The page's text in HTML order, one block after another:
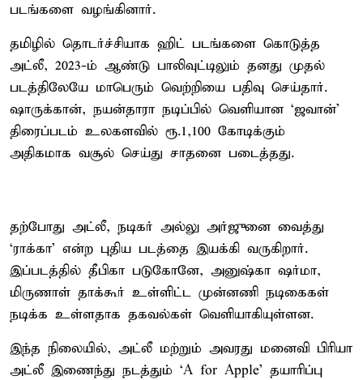
படங்களை வழங்கினார்.
தமிழில் தொடர்ச்சியாக ஹிட் படங்களை கொடுத்த
அட்லீ, 2023-ம் ஆண்டு பாலிவுட்டிலும் தனது முதல்
படத்திலேயே மாபெரும் வெற்றியை பதிவு செய்தார்.
ஷாருக்கான், நயன்தாரா நடிப்பில் வெளியான ‘ஜவான்’
திரைப்படம் உலகளவில் ரூ.1,100 கோடிக்கும்
அதிகமாக வசூல் செய்து சாதனை படைத்தது.
தற்போது அட்லீ, நடிகர் அல்லு அர்ஜுனை வைத்து
‘ராக்கா’ என்ற புதிய படத்தை இயக்கி வருகிறார்.
இப்படத்தில் தீபிகா படுகோனே, அனுஷ்கா ஷர்மா,
மிருணாள் தாக்கூர் உள்ளிட்ட முன்னணி நடிகைகள்
நடிக்க உள்ளதாக தகவல்கள் வெளியாகியுள்ளன.
இந்த நிலையில், அட்லீ மற்றும் அவரது மனைவி பிரியா
அட்லீ இணைந்து நடத்தும் ‘A for Apple’ தயாரிப்பு